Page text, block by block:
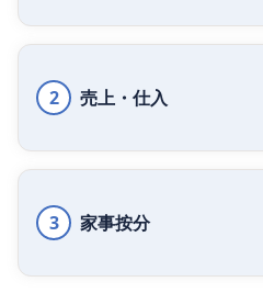
2 売上・仕入
3 家事按分